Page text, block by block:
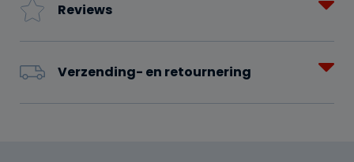
Reviews
Verzending- en retournering